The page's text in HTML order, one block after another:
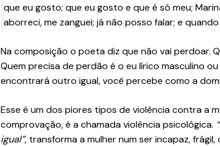
que eu gosto; que eu gosto e que é só meu;
aborreci, me zanguei; já não posso falar; e
Na composição o poeta diz que não vai perdoar.
Quem precisa de perdão é o eu lírico masculino
encontrará outro igual, você percebe como a
Esse é um dos piores tipos de violência contra a
comprovação, é a chamada violência psicológica.
igual”, transforma a mulher num ser incapaz,